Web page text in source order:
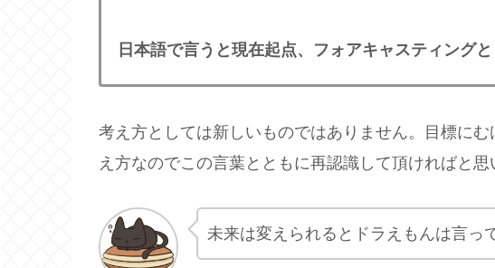
日本語で言うと現在起点、フォアキャスティングと
考え方としては新しいものではありません。目標に
え方なのでこの言葉とともに再認識して頂ければと思
未来は変えられるとドラえもんは言っ